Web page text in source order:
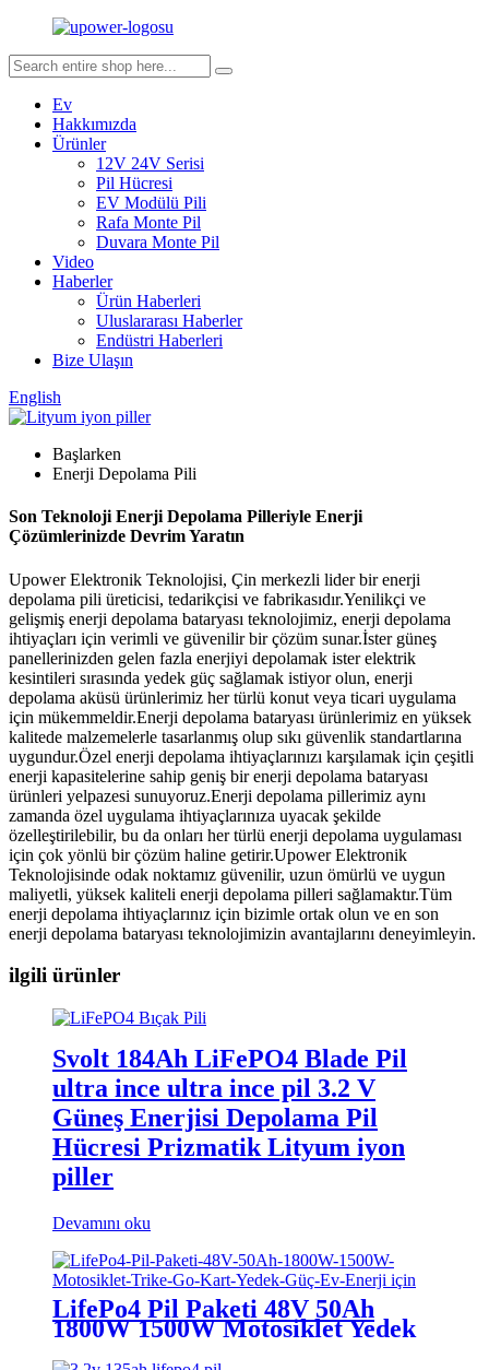
Ev
Hakkımızda
Ürünler
12V 24V Serisi
Pil Hücresi
EV Modülü Pili
Rafa Monte Pil
Duvara Monte Pil
Video
Haberler
Ürün Haberleri
Uluslararası Haberler
Endüstri Haberleri
Bize Ulaşın
English
Başlarken
Enerji Depolama Pili
Son Teknoloji Enerji Depolama Pilleriyle Enerji
Çözümlerinizde Devrim Yaratın
Upower Elektronik Teknolojisi, Çin merkezli lider bir enerji
depolama pili üreticisi, tedarikçisi ve fabrikasıdır.Yenilikçi ve
gelişmiş enerji depolama bataryası teknolojimiz, enerji depolama
ihtiyaçları için verimli ve güvenilir bir çözüm sunar.İster güneş
panellerinizden gelen fazla enerjiyi depolamak ister elektrik
kesintileri sırasında yedek güç sağlamak istiyor olun, enerji
depolama aküsü ürünlerimiz her türlü konut veya ticari uygulama
için mükemmeldir.Enerji depolama bataryası ürünlerimiz en yüksek
kalitede malzemelerle tasarlanmış olup sıkı güvenlik standartlarına
uygundur.Özel enerji depolama ihtiyaçlarınızı karşılamak için çeşitli
enerji kapasitelerine sahip geniş bir enerji depolama bataryası
ürünleri yelpazesi sunuyoruz.Enerji depolama pillerimiz aynı
zamanda özel uygulama ihtiyaçlarınıza uyacak şekilde
özelleştirilebilir, bu da onları her türlü enerji depolama uygulaması
için çok yönlü bir çözüm haline getirir.Upower Elektronik
Teknolojisinde odak noktamız güvenilir, uzun ömürlü ve uygun
maliyetli, yüksek kaliteli enerji depolama pilleri sağlamaktır.Tüm
enerji depolama ihtiyaçlarınız için bizimle ortak olun ve en son
enerji depolama bataryası teknolojimizin avantajlarını deneyimleyin.
ilgili ürünler
Svolt 184Ah LiFePO4 Blade Pil
ultra ince ultra ince pil 3.2 V
Güneş Enerjisi Depolama Pil
Hücresi Prizmatik Lityum iyon
piller
Devamını oku
LifePo4 Pil Paketi 48V 50Ah
1800W 1500W Motosiklet Yedek